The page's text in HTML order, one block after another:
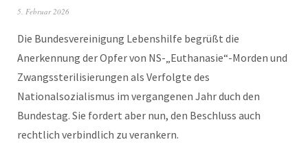
5. Februar 2026
Die Bundesvereinigung Lebenshilfe begrüßt die
Anerkennung der Opfer von NS-„Euthanasie“-Morden und
Zwangssterilisierungen als Verfolgte des
Nationalsozialismus im vergangenen Jahr duch den
Bundestag. Sie fordert aber nun, den Beschluss auch
rechtlich verbindlich zu verankern.